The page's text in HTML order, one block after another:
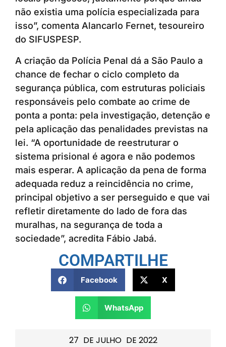
27 DE JULHO DE 2022
não existia uma polícia especializada para
isso”, comenta Alancarlo Fernet, tesoureiro
do SIFUSPESP.
A criação da Polícia Penal dá a São Paulo a
chance de fechar o ciclo completo da
segurança pública, com estruturas policiais
responsáveis pelo combate ao crime de
ponta a ponta: pela investigação, detenção e
pela aplicação das penalidades previstas na
lei. “A oportunidade de reestruturar o
sistema prisional é agora e não podemos
mais esperar. A aplicação da pena de forma
adequada reduz a reincidência no crime,
principal objetivo a ser perseguido e que vai
refletir diretamente do lado de fora das
muralhas, na segurança de toda a
sociedade”, acredita Fábio Jabá.
COMPARTILHE
Facebook X
WhatsApp